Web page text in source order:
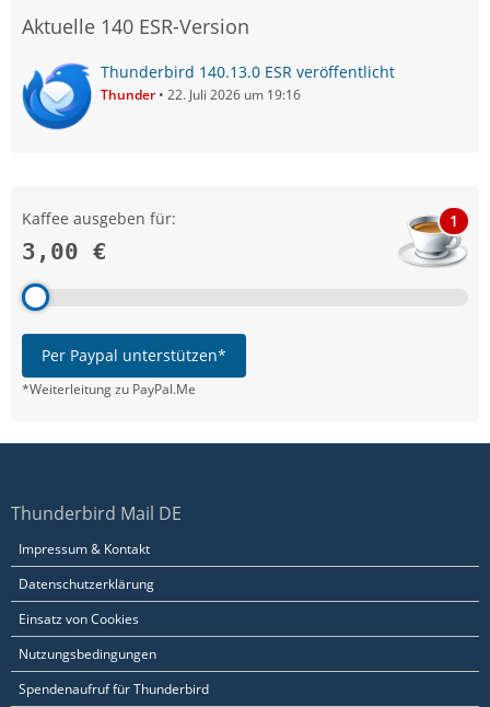
Aktuelle 140 ESR-Version
Thunderbird 140.13.0 ESR veröffentlicht
Thunder 22. Juli 2026 um 19:16
Kaffee ausgeben für:
3,00 €
1
Per Paypal unterstützen*
*Weiterleitung zu PayPal.Me
Thunderbird Mail DE
Impressum & Kontakt
Datenschutzerklärung
Einsatz von Cookies
Nutzungsbedingungen
Spendenaufruf für Thunderbird